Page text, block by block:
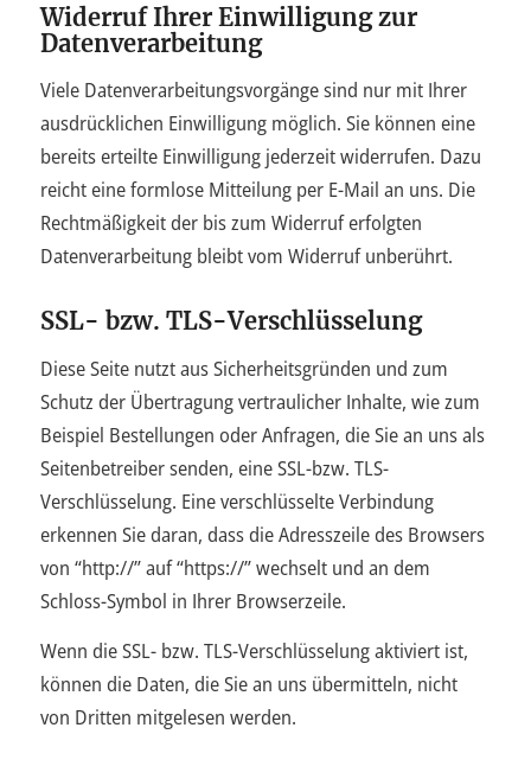
Widerruf Ihrer Einwilligung zur
Datenverarbeitung
Viele Datenverarbeitungsvorgänge sind nur mit Ihrer
ausdrücklichen Einwilligung möglich. Sie können eine
bereits erteilte Einwilligung jederzeit widerrufen. Dazu
reicht eine formlose Mitteilung per E-Mail an uns. Die
Rechtmäßigkeit der bis zum Widerruf erfolgten
Datenverarbeitung bleibt vom Widerruf unberührt.
SSL- bzw. TLS-Verschlüsselung
Diese Seite nutzt aus Sicherheitsgründen und zum
Schutz der Übertragung vertraulicher Inhalte, wie zum
Beispiel Bestellungen oder Anfragen, die Sie an uns als
Seitenbetreiber senden, eine SSL-bzw. TLS-
Verschlüsselung. Eine verschlüsselte Verbindung
erkennen Sie daran, dass die Adresszeile des Browsers
von “http://” auf “https://” wechselt und an dem
Schloss-Symbol in Ihrer Browserzeile.
Wenn die SSL- bzw. TLS-Verschlüsselung aktiviert ist,
können die Daten, die Sie an uns übermitteln, nicht
von Dritten mitgelesen werden.